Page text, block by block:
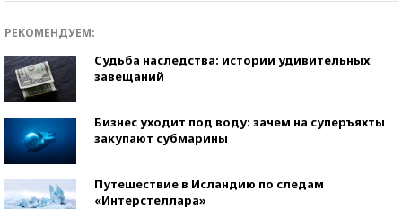
РЕКОМЕНДУЕМ:
Судьба наследства: истории удивительных
завещаний
Бизнес уходит под воду: зачем на суперъяхты
закупают субмарины
Путешествие в Исландию по следам
«Интерстеллара»